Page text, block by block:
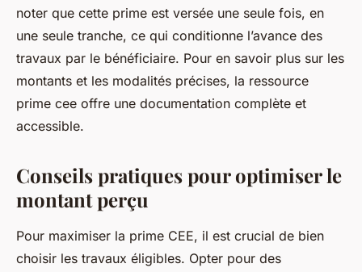
noter que cette prime est versée une seule fois, en
une seule tranche, ce qui conditionne l’avance des
travaux par le bénéficiaire. Pour en savoir plus sur les
montants et les modalités précises, la ressource
prime cee offre une documentation complète et
accessible.
Conseils pratiques pour optimiser le
montant perçu
Pour maximiser la prime CEE, il est crucial de bien
choisir les travaux éligibles. Opter pour des